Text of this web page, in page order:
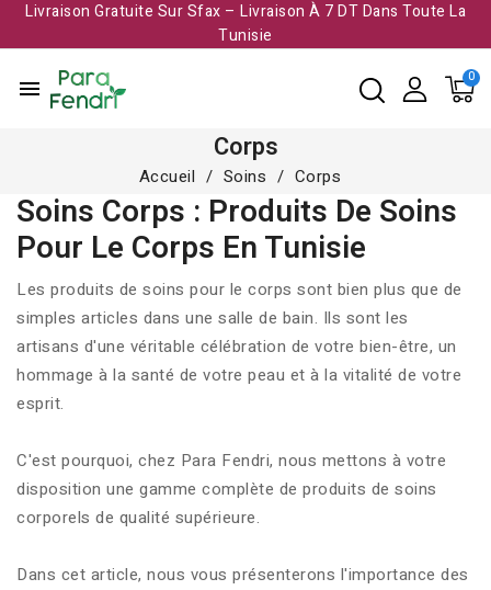
Livraison Gratuite Sur Sfax – Livraison À 7 DT Dans Toute La
Tunisie​
menu
Corps
Accueil Soins Corps
Soins Corps : Produits De Soins
Pour Le Corps En Tunisie
Les produits de soins pour le corps sont bien plus que de
simples articles dans une salle de bain. Ils sont les
artisans d'une véritable célébration de votre bien-être, un
hommage à la santé de votre peau et à la vitalité de votre
esprit.
C'est pourquoi, chez Para Fendri, nous mettons à votre
disposition une gamme complète de produits de soins
corporels de qualité supérieure.
Dans cet article, nous vous présenterons l'importance des